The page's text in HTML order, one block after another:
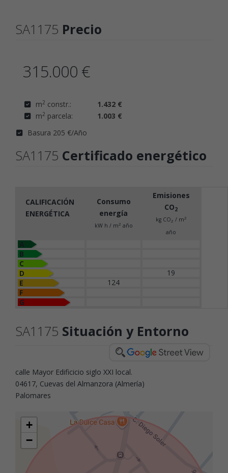
SA1175 Precio
315.000 €
m2 constr.:
1.432 €
m2 parcela:
1.003 €
Basura 205 €/Año
SA1175 Certificado energético
CALIFICACIÓN
ENERGÉTICA
Consumo
energía
kW h / m2 año
Emisiones
CO2
kg CO2 / m2
año
B
C
D
19
E
124
F
G
SA1175 Situación y Entorno
calle Mayor Edificicio siglo XXI local.
04617, Cuevas del Almanzora (Almería)
Palomares
+
−